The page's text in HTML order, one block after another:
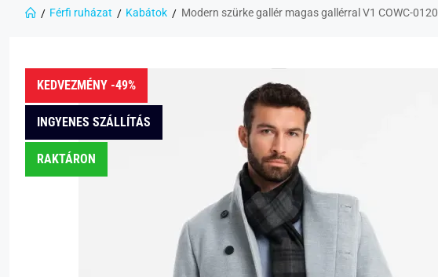
Férfi ruházat Kabátok Modern szürke gallér magas gallérral V1 COWC-0120
KEDVEZMÉNY -49%
INGYENES SZÁLLÍTÁS
RAKTÁRON